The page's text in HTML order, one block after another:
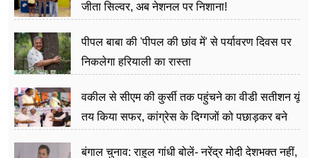
जीता सिल्वर, अब नेशनल पर निशाना!
पीपल बाबा की 'पीपल की छांव में' से पर्यावरण दिवस पर
निकलेगा हरियाली का रास्ता
वकील से सीएम की कुर्सी तक पहुंचने का वीडी सतीशन यूं
तय किया सफर, कांग्रेस के दिग्गजों को पछाड़कर बने
बंगाल चुनाव: राहुल गांधी बोलें- नरेंद्र मोदी देशभक्त नहीं,